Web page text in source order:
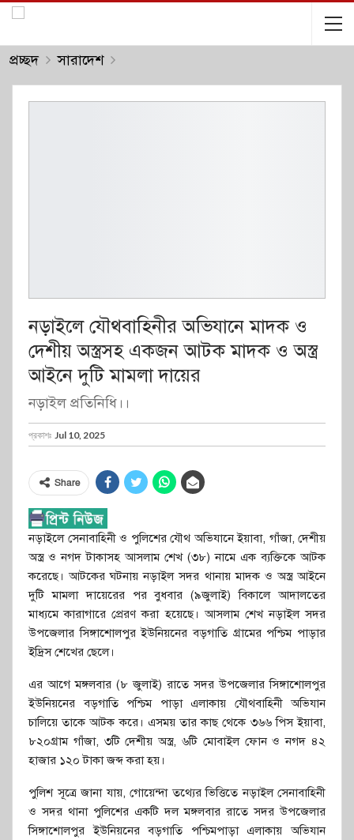
প্রচ্ছদ সারাদেশ
নড়াইলে যৌথবাহিনীর অভিযানে মাদক ও
দেশীয় অস্ত্রসহ একজন আটক মাদক ও অস্ত্র
আইনে দুটি মামলা দায়ের
নড়াইল প্রতিনিধি।।
প্রকাশঃ Jul 10, 2025
Share
নড়াইলে সেনাবাহিনী ও পুলিশের যৌথ অভিযানে ইয়াবা, গাঁজা, দেশীয়
অস্ত্র ও নগদ টাকাসহ আসলাম শেখ (৩৮) নামে এক ব্যক্তিকে আটক
করেছে। আটকের ঘটনায় নড়াইল সদর থানায় মাদক ও অস্ত্র আইনে
দুটি মামলা দায়েরের পর বুধবার (৯জুলাই) বিকালে আদালতের
মাধ্যমে কারাগারে প্রেরণ করা হয়েছে। আসলাম শেখ নড়াইল সদর
উপজেলার সিঙ্গাশোলপুর ইউনিয়নের বড়গাতি গ্রামের পশ্চিম পাড়ার
ইদ্রিস শেখের ছেলে।
এর আগে মঙ্গলবার (৮ জুলাই) রাতে সদর উপজেলার সিঙ্গাশোলপুর
ইউনিয়নের বড়গাতি পশ্চিম পাড়া এলাকায় যৌথবাহিনী অভিযান
চালিয়ে তাকে আটক করে। এসময় তার কাছ থেকে ৩৬৬ পিস ইয়াবা,
৮২০গ্রাম গাঁজা, ৩টি দেশীয় অস্ত্র, ৬টি মোবাইল ফোন ও নগদ ৪২
হাজার ১২০ টাকা জব্দ করা হয়।
পুলিশ সূত্রে জানা যায়, গোয়েন্দা তথ্যের ভিত্তিতে নড়াইল সেনাবাহিনী
ও সদর থানা পুলিশের একটি দল মঙ্গলবার রাতে সদর উপজেলার
সিঙ্গাশোলপুর ইউনিয়নের বড়গাতি পশ্চিমপাড়া এলাকায় অভিযান